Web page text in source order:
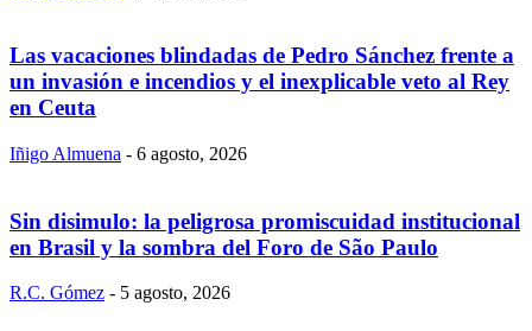
Las vacaciones blindadas de Pedro Sánchez frente a
un invasión e incendios y el inexplicable veto al Rey
en Ceuta
Iñigo Almuena - 6 agosto, 2026
Sin disimulo: la peligrosa promiscuidad institucional
en Brasil y la sombra del Foro de São Paulo
R.C. Gómez - 5 agosto, 2026